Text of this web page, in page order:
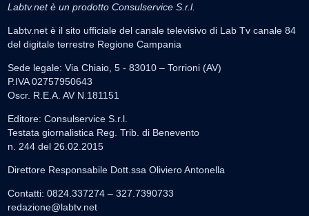
Labtv.net è un prodotto Consulservice S.r.l.
Labtv.net è il sito ufficiale del canale televisivo di Lab Tv canale 84
del digitale terrestre Regione Campania
Sede legale: Via Chiaio, 5 - 83010 – Torrioni (AV)
P.IVA 02757950643
Oscr. R.E.A. AV N.181151
Editore: Consulservice S.r.l.
Testata giornalistica Reg. Trib. di Benevento
n. 244 del 26.02.2015
Direttore Responsabile Dott.ssa Oliviero Antonella
Contatti: 0824.337274 – 327.7390733
redazione@labtv.net